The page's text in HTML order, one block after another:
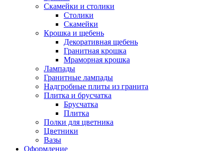
Скамейки и столики
Столики
Скамейки
Крошка и щебень
Декоративная щебень
Гранитная крошка
Мраморная крошка
Лампады
Гранитные лампады
Надгробные плиты из гранита
Плитка и брусчатка
Брусчатка
Плитка
Полки для цветника
Цветники
Вазы
Оформление